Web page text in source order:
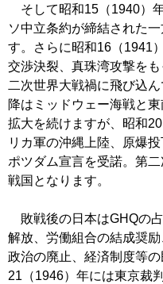
そして昭和15（1940）
ソ中立条約が締結された
す。さらに昭和16（1941
交渉決裂、真珠湾攻撃を
二次世界大戦禍に飛び込
降はミッドウェー海戦と
拡大を続けますが、昭和
リカ軍の沖縄上陸、原爆
ポツダム宣言を受諾。第
戦国となります。
敗戦後の日本はGHQの
解放、労働組合の結成奨
政治の廃止、経済制度等
21（1946）年には東京裁